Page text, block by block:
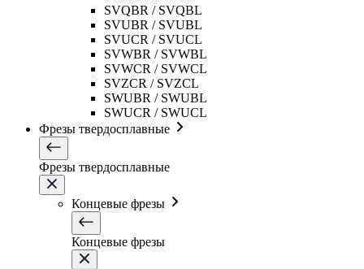
SVQBR / SVQBL
SVUBR / SVUBL
SVUCR / SVUCL
SVWBR / SVWBL
SVWCR / SVWCL
SVZCR / SVZCL
SWUBR / SWUBL
SWUCR / SWUCL
Фрезы твердосплавные
Фрезы твердосплавные
Концевые фрезы
Концевые фрезы